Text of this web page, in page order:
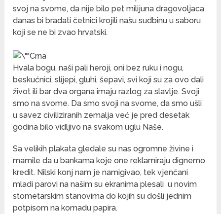
svoj na svome, da nije bilo pet milijuna dragovoljaca
danas bi bradati četnici krojili našu sudbinu u saboru
koji se ne bi zvao hrvatski.
Hvala bogu, naši pali heroji, oni bez ruku i nogu,
beskućnici, slijepi, gluhi, šepavi, svi koji su za ovo dali
život ili bar dva organa imaju razlog za slavlje. Svoji
smo na svome. Da smo svoji na svome, da smo ušli
u savez civiliziranih zemalja već je pred desetak
godina bilo vidljivo na svakom uglu Naše.
Sa velikih plakata gledale su nas ogromne živine i
mamile da u bankama koje one reklamiraju dignemo
kredit. Nilski konj nam je namigivao, tek vjenčani
mladi parovi na našim su ekranima plesali u novim
stometarskim stanovima do kojih su došli jednim
potpisom na komadu papira.